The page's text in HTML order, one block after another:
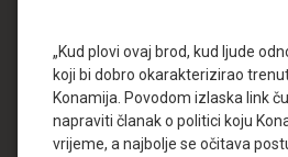
„Kud plovi ovaj brod, kud ljude
koji bi dobro okarakterizirao
Konamija. Povodom izlaska link
napraviti članak o politici koju
vrijeme, a najbolje se očitava